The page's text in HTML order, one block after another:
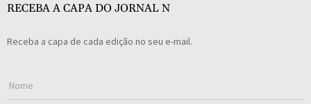
RECEBA A CAPA DO JORNAL N
Receba a capa de cada edição no seu e-mail.